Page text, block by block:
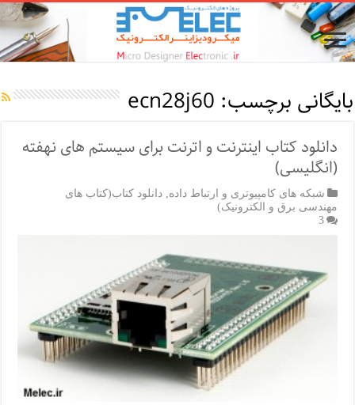
بایگانی برچسب: ecn28j60
دانلود کتاب اینترنت و اترنت برای سیستم های نهفته
(انگلیسی)
شبکه های کامپیوتری و ارتباط داده ,دانلود کتاب(کتاب های
مهندسی برق و الکترونیک)
3